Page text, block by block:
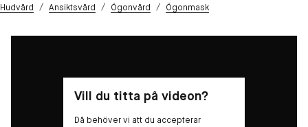
Hudvård / Ansiktsvård / Ögonvård / Ögonmask
Vill du titta på videon?
Då behöver vi att du accepterar